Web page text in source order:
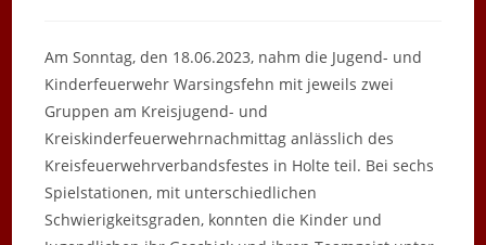
Am Sonntag, den 18.06.2023, nahm die Jugend- und
Kinderfeuerwehr Warsingsfehn mit jeweils zwei
Gruppen am Kreisjugend- und
Kreiskinderfeuerwehrnachmittag anlässlich des
Kreisfeuerwehrverbandsfestes in Holte teil. Bei sechs
Spielstationen, mit unterschiedlichen
Schwierigkeitsgraden, konnten die Kinder und